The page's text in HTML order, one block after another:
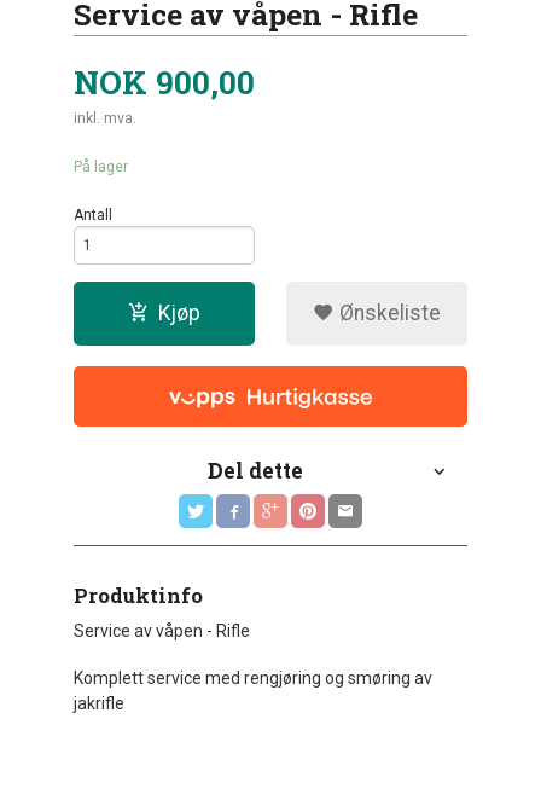
Service av våpen - Rifle
NOK 900,00
inkl. mva.
På lager
Antall
Kjøp Ønskeliste
Del dette
Produktinfo
Service av våpen - Rifle
Komplett service med rengjøring og smøring av
jakrifle